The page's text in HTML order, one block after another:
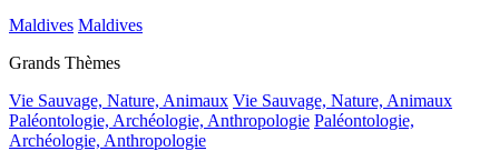
Maldives Maldives
Grands Thèmes
Vie Sauvage, Nature, Animaux Vie Sauvage, Nature, Animaux
Paléontologie, Archéologie, Anthropologie Paléontologie,
Archéologie, Anthropologie